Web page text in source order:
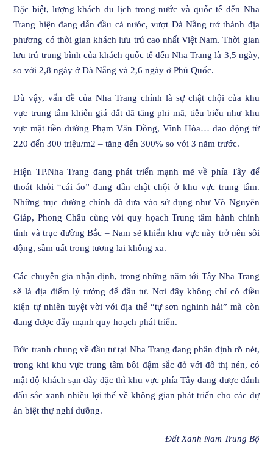
Đặc biệt, lượng khách du lịch trong nước và quốc tế đến Nha
Trang hiện đang dẫn đầu cả nước, vượt Đà Nẵng trở thành địa
phương có thời gian khách lưu trú cao nhất Việt Nam. Thời gian
lưu trú trung bình của khách quốc tế đến Nha Trang là 3,5 ngày,
so với 2,8 ngày ở Đà Nẵng và 2,6 ngày ở Phú Quốc.
Dù vậy, vấn đề của Nha Trang chính là sự chật chội của khu
vực trung tâm khiến giá đất đã tăng phi mã, tiêu biểu như khu
vực mặt tiền đường Phạm Văn Đồng, Vĩnh Hòa… dao động từ
220 đến 300 triệu/m2 – tăng đến 300% so với 3 năm trước.
Hiện TP.Nha Trang đang phát triển mạnh mẽ về phía Tây để
thoát khỏi “cái áo” đang dần chật chội ở khu vực trung tâm.
Những trục đường chính đã đưa vào sử dụng như Võ Nguyên
Giáp, Phong Châu cùng với quy họach Trung tâm hành chính
tỉnh và trục đường Bắc – Nam sẽ khiến khu vực này trở nên sôi
động, sầm uất trong tương lai không xa.
Các chuyên gia nhận định, trong những năm tới Tây Nha Trang
sẽ là địa điểm lý tưởng để đầu tư. Nơi đây không chỉ có điều
kiện tự nhiên tuyệt vời với địa thế “tự sơn nghinh hải” mà còn
đang được đẩy mạnh quy hoạch phát triển.
Bức tranh chung về đầu tư tại Nha Trang đang phân định rõ nét,
trong khi khu vực trung tâm bôi đậm sắc đỏ với đô thị nén, có
mật độ khách sạn dày đặc thì khu vực phía Tây đang được đánh
dấu sắc xanh nhiều lợi thế về không gian phát triển cho các dự
án biệt thự nghỉ dưỡng.
Đất Xanh Nam Trung Bộ